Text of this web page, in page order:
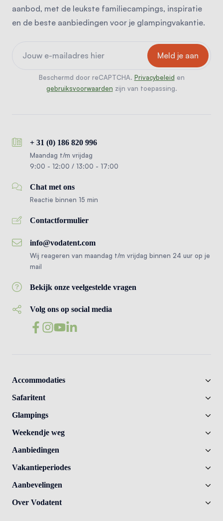
aanbod, met de leukste familiecampings, inspiratie
en de beste aanbiedingen voor je glampingvakantie.
Beschermd door reCAPTCHA. Privacybeleid en
gebruiksvoorwaarden zijn van toepassing.
+ 31 (0) 186 820 996
Maandag t/m vrijdag
9:00 - 12:00 / 13:00 - 17:00
Chat met ons
Reactie binnen 15 min
Contactformulier
info@vodatent.com
Wij reageren van maandag t/m vrijdag binnen 24 uur op je
mail
Bekijk onze veelgestelde vragen
Volg ons op social media
Accommodaties
Safaritent
Glampings
Weekendje weg
Aanbiedingen
Vakantieperiodes
Aanbevelingen
Over Vodatent